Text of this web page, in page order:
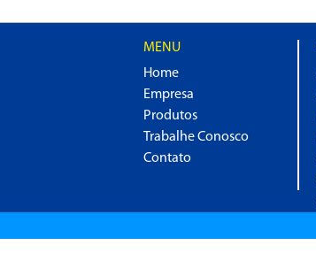
MENU
Home
Empresa
Produtos
Trabalhe Conosco
Contato